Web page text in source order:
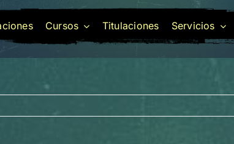
Cursos Titulaciones Servicios